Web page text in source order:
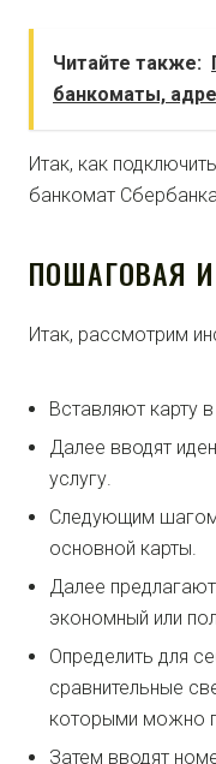
Читайте также:
банкоматы,
Итак, как
банкомат
ПОШАГОВАЯ
Итак, рассмотрим
Вставляют карту
Далее вводят
услугу.
Следующим шагом
основной карты.
Далее
экономный или
Определить для
сравнительные
которыми можно
Затем вводят